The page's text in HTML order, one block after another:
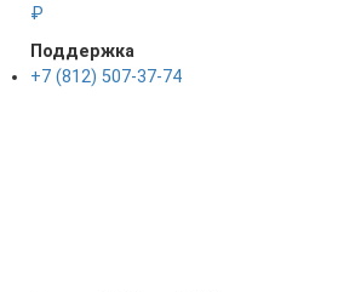
₽
Поддержка
+7 (812) 507-37-74